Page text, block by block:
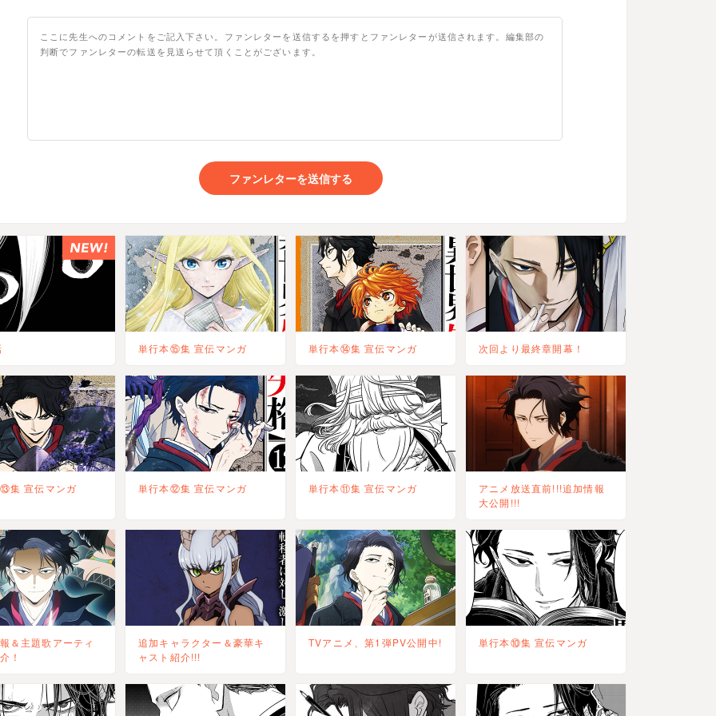
ファンレターを送信する
単行本⑮集 宣伝マンガ 単行本⑭集 宣伝マンガ 次回より最終章開幕！
集 宣伝マンガ 単行本⑫集 宣伝マンガ 単行本⑪集 宣伝マンガ
アニメ放送直前!!!追加情報
大公開!!!
＆主題歌アーティ
！
追加キャラクター＆豪華キ
ャスト紹介!!!
TVアニメ、第1弾PV公開中! 単行本⑩集 宣伝マンガ